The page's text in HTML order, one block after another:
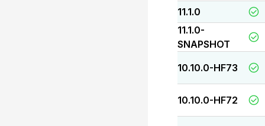
11.1.0
11.1.0-
SNAPSHOT
10.10.0-HF73
10.10.0-HF72